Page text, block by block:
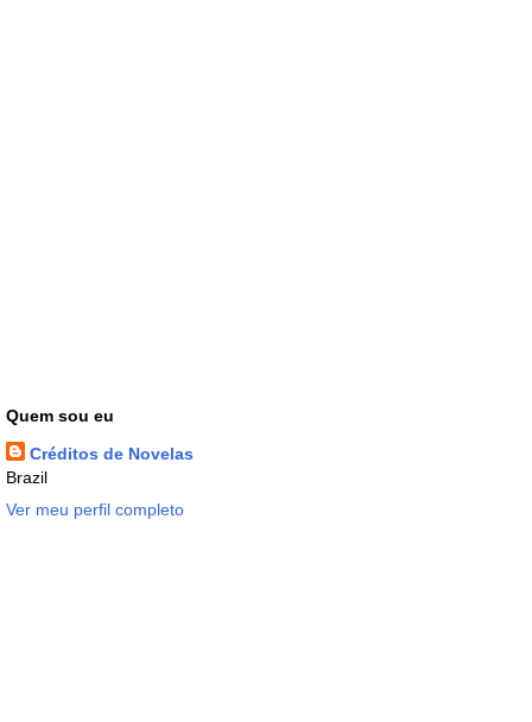
Quem sou eu
Créditos de Novelas
Brazil
Ver meu perfil completo